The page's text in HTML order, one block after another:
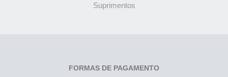
Suprimentos
FORMAS DE PAGAMENTO